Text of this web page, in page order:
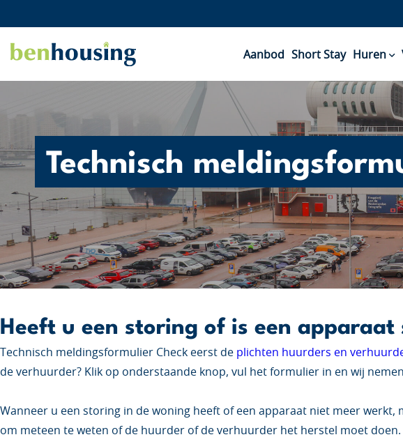
Aanbod Short Stay Huren
Technisch
Heeft u een storing of is een apparaat
Technisch meldingsformulier Check eerst de plichten huurders en
de verhuurder? Klik op onderstaande knop, vul het formulier in en wij
Wanneer u een storing in de woning heeft of een apparaat niet meer
om meteen te weten of de huurder of de verhuurder het herstel moet